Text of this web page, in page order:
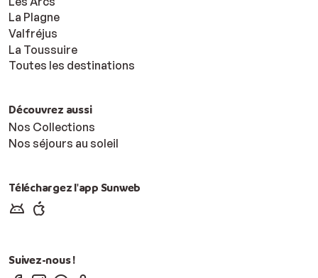
La Plagne
Valfréjus
La Toussuire
Toutes les destinations
Découvrez aussi
Nos Collections
Nos séjours au soleil
Téléchargez l'app Sunweb
Suivez-nous !